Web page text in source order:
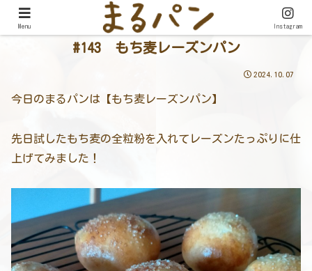
#143 もち麦レーズンパン
2024.10.07
今日のまるパンは【もち麦レーズンパン】
先日試したもち麦の全粒粉を入れてレーズンたっぷりに仕
上げてみました！
Menu Instagram